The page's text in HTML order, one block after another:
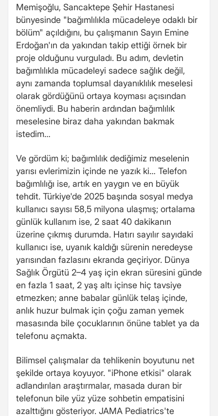
Memişoğlu, Sancaktepe Şehir Hastanesi
bünyesinde "bağımlılıkla mücadeleye odaklı bir
bölüm" açıldığını, bu çalışmanın Sayın Emine
Erdoğan'ın da yakından takip ettiği örnek bir
proje olduğunu vurguladı. Bu adım, devletin
bağımlılıkla mücadeleyi sadece sağlık değil,
aynı zamanda toplumsal dayanıklılık meselesi
olarak gördüğünü ortaya koyması açısından
önemliydi. Bu haberin ardından bağımlılık
meselesine biraz daha yakından bakmak
istedim…
Ve gördüm ki; bağımlılık dediğimiz meselenin
yarısı evlerimizin içinde ne yazık ki… Telefon
bağımlılığı ise, artık en yaygın ve en büyük
tehdit. Türkiye'de 2025 başında sosyal medya
kullanıcı sayısı 58,5 milyona ulaşmış; ortalama
günlük kullanım ise, 2 saat 40 dakikanın
üzerine çıkmış durumda. Hatırı sayılır sayıdaki
kullanıcı ise, uyanık kaldığı sürenin neredeyse
yarısından fazlasını ekranda geçiriyor. Dünya
Sağlık Örgütü 2–4 yaş için ekran süresini günde
en fazla 1 saat, 2 yaş altı içinse hiç tavsiye
etmezken; anne babalar günlük telaş içinde,
anlık huzur bulmak için çoğu zaman yemek
masasında bile çocuklarının önüne tablet ya da
telefonu açmakta.
Bilimsel çalışmalar da tehlikenin boyutunu net
şekilde ortaya koyuyor. "iPhone etkisi" olarak
adlandırılan araştırmalar, masada duran bir
telefonun bile yüz yüze sohbetin empatisini
azalttığını gösteriyor. JAMA Pediatrics'te